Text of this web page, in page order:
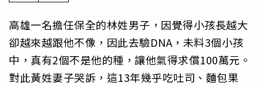
高雄一名擔任保全的林姓男子，因覺得小孩長越大
卻越來越跟他不像，因此去驗DNA，未料3個小孩
中，真有2個不是他的種，讓他氣得求償100萬元。
對此黃姓妻子哭訴，這13年幾乎吃吐司、麵包果